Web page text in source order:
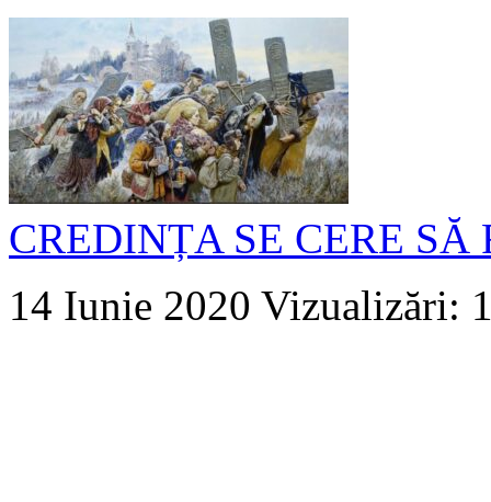
CREDINȚA SE CERE
14 Iunie 2020 Vizualizări: